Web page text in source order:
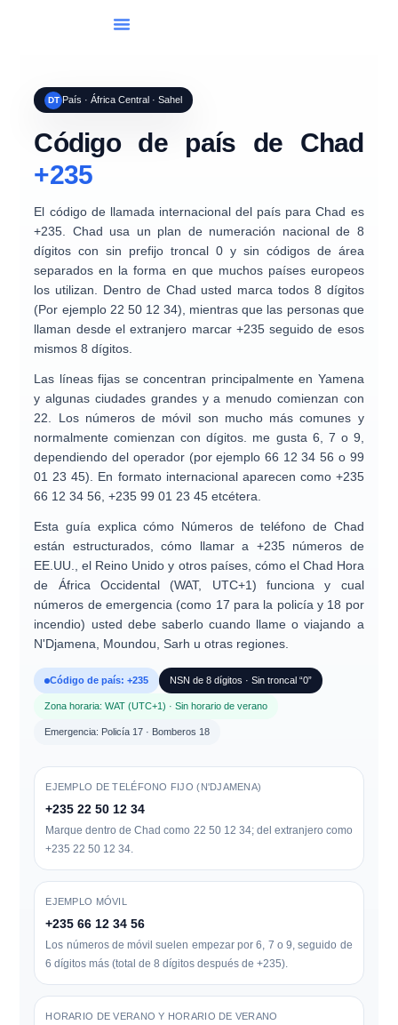
DT País · África Central · Sahel
Código de país de Chad
+235
El código de llamada internacional del país paraChad es
+235 . Chad usa un plan de numeración nacional de 8
dígitos consin prefijo troncal 0 y sin códigos de área
separados en la forma en que muchos países europeos
los utilizan. Dentro de Chad usted marca todos 8 dígitos
(Por ejemplo 22 50 12 34), mientras que las personas que
llaman desde el extranjero marcar +235seguido de esos
mismos 8 dígitos.
Las líneas fijas se concentran principalmente en Yamena
y algunas ciudades grandes y a menudo comienzan con
22 . Los números de móvil son mucho más comunes y
normalmente comienzan con dígitos. me gusta 6 7 o 9
dependiendo del operador (por ejemplo 66 12 34 56 o 99
01 23 45). En formato internacional aparecen como +235
66 12 34 56 ,+235 99 01 23 45 etcétera.
Esta guía explica cómo Números de teléfono de Chad
están estructurados, cómo llamar a +235 números de
EE.UU., el Reino Unido y otros países, cómo el Chad Hora
de África Occidental (WAT, UTC+1) funciona y cual
números de emergencia (como 17 para la policía y 18 por
incendio) usted debe saberlo cuando llame o viajando a
N'Djamena, Moundou, Sarh u otras regiones.
Código de país: +235 NSN de 8 dígitos · Sin troncal “0”
Zona horaria: WAT (UTC+1) · Sin horario de verano
Emergencia: Policía 17 · Bomberos 18
EJEMPLO DE TELÉFONO FIJO (N'DJAMENA)
+235 22 50 12 34
Marque dentro de Chad como 22 50 12 34; del extranjero como
+235 22 50 12 34.
EJEMPLO MÓVIL
+235 66 12 34 56
Los números de móvil suelen empezar por6, 7 o9, seguido de
6 dígitos más (total de 8 dígitos después de +235).
HORARIO DE VERANO Y HORARIO DE VERANO